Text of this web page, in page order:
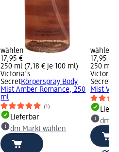
wählen
17,95 €
250 ml (7,18 € je 100 ml)
Victoria's
SecretKörperspray Body
Mist Amber Romance, 250
ml
(1)
Lieferbar
dm Markt wählen
wählen
17,95 €
250 ml
Secret
Mist
dm